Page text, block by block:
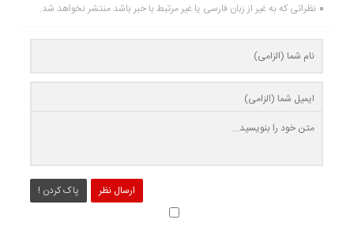
نظراتی که به غیر از زبان فارسی یا غیر مرتبط با خبر باشد منتشر نخواهد شد.
ارسال نظر پاک کردن !